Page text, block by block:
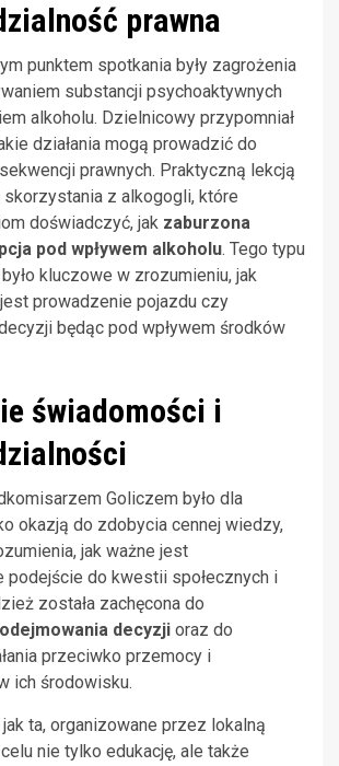
prawna
punktem spotkania były zagrożenia
substancji psychoaktywnych
alkoholu. Dzielnicowy przypomniał
działania mogą prowadzić do
prawnych. Praktyczną lekcją
skorzystania z alkogogli, które
doświadczyć, jak zaburzona
pod wpływem alkoholu. Tego typu
kluczowe w zrozumieniu, jak
prowadzenie pojazdu czy
będąc pod wpływem środków
świadomości i
Goliczem było dla
okazją do zdobycia cennej wiedzy,
jak ważne jest
podejście do kwestii społecznych i
została zachęcona do
decyzji oraz do
przeciwko przemocy i
ich środowisku.
ta, organizowane przez lokalną
nie tylko edukację, ale także